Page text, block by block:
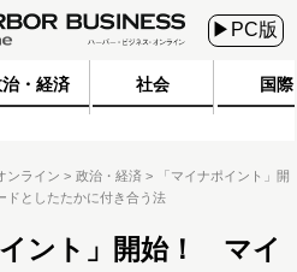
▶PC版
治・経済 社会 国際
ンライン 政治・経済
「マイナポイント」開
としたたかに付き合う法
イント」開始！ マイ